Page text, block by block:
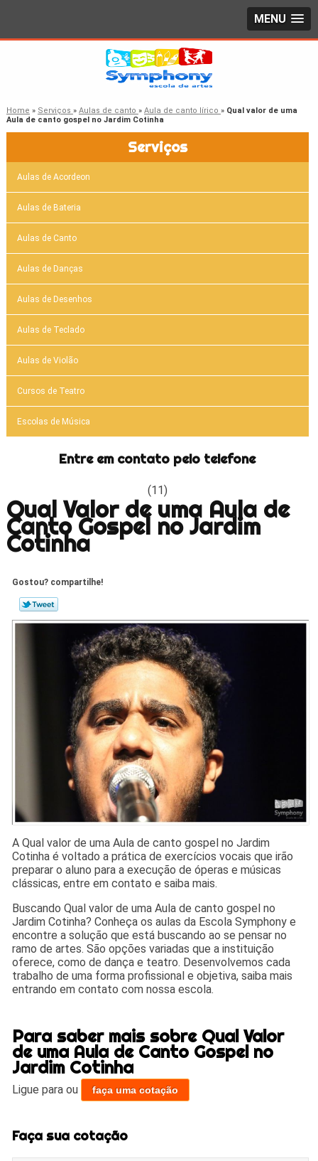
MENU
Home » Serviços » Aulas de canto » Aula de canto lírico » Qual valor de uma
Aula de canto gospel no Jardim Cotinha
Serviços
Aulas de Acordeon
Aulas de Bateria
Aulas de Canto
Aulas de Danças
Aulas de Desenhos
Aulas de Teclado
Aulas de Violão
Cursos de Teatro
Escolas de Música
Entre em contato pelo telefone
(11)
Qual Valor de uma Aula de
Canto Gospel no Jardim
Cotinha
Gostou? compartilhe!
A Qual valor de uma Aula de canto gospel no Jardim
Cotinha é voltado a prática de exercícios vocais que irão
preparar o aluno para a execução de óperas e músicas
clássicas, entre em contato e saiba mais.
Buscando Qual valor de uma Aula de canto gospel no
Jardim Cotinha? Conheça os aulas da Escola Symphony e
encontre a solução que está buscando ao se pensar no
ramo de artes. São opções variadas que a instituição
oferece, como de dança e teatro. Desenvolvemos cada
trabalho de uma forma profissional e objetiva, saiba mais
entrando em contato com nossa escola.
Para saber mais sobre Qual Valor
de uma Aula de Canto Gospel no
Jardim Cotinha
Ligue paraou faça uma cotação
Faça sua cotação